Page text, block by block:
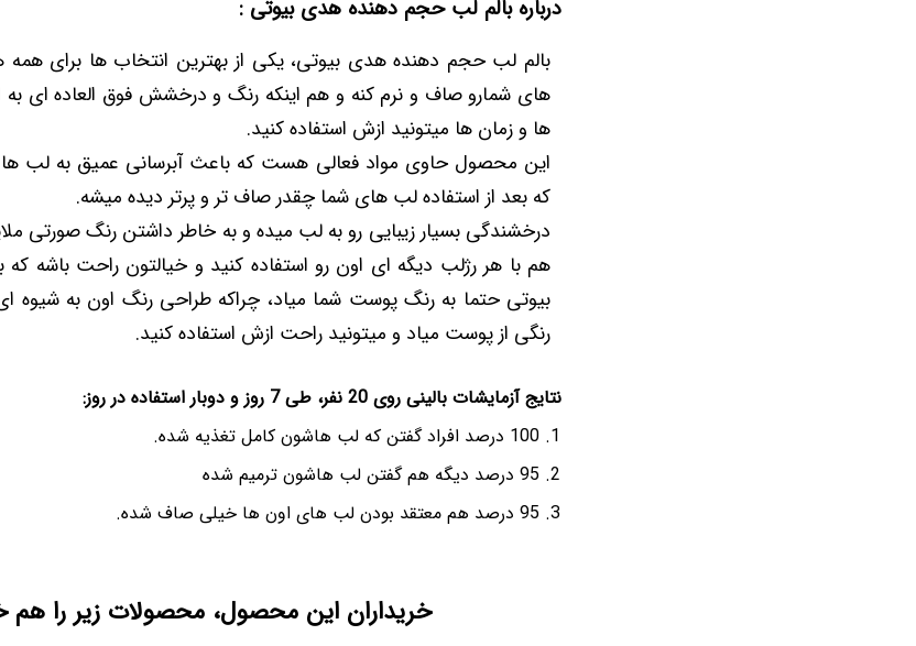
درباره بالم لب حجم دهنده هدی بیوتی :
بالم لب حجم دهنده هدی بیوتی، یکی از بهترین انتخاب ها برای
های شمارو صاف و نرم کنه و هم اینکه رنگ و درخشش فوق العاده ای
ها و زمان ها میتونید ازش استفاده کنید.
این محصول حاوی مواد فعالی هست که باعث آبرسانی عمیق به لب ها
که بعد از استفاده لب های شما چقدر صاف تر و پرتر دیده میشه.
درخشندگی بسیار زیبایی رو به لب میده و به خاطر داشتن رنگ صورتی
هم با هر رژلب دیگه ای اون رو استفاده کنید و خیالتون راحت باشه
بیوتی حتما به رنگ پوست شما میاد، چراکه طراحی رنگ اون به شیوه
رنگی از پوست میاد و میتونید راحت ازش استفاده کنید.
نتایج آزمایشات بالینی روی 20 نفر، طی 7 روز و دوبار استفاده در روز:
100 درصد افراد گفتن که لب هاشون کامل تغذیه شده.
95 درصد دیگه هم گفتن لب هاشون ترمیم شده
95 درصد هم معتقد بودن لب های اون ها خیلی صاف شده.
خریداران این محصول، محصولات زیر را هم